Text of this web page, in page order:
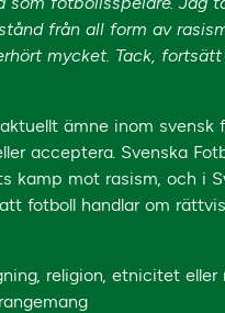
från all form av
mycket. Tack,
ämne inom svensk
acceptera. Svenska
kamp mot rasism, och i
fotboll handlar om
religion, etnicitet